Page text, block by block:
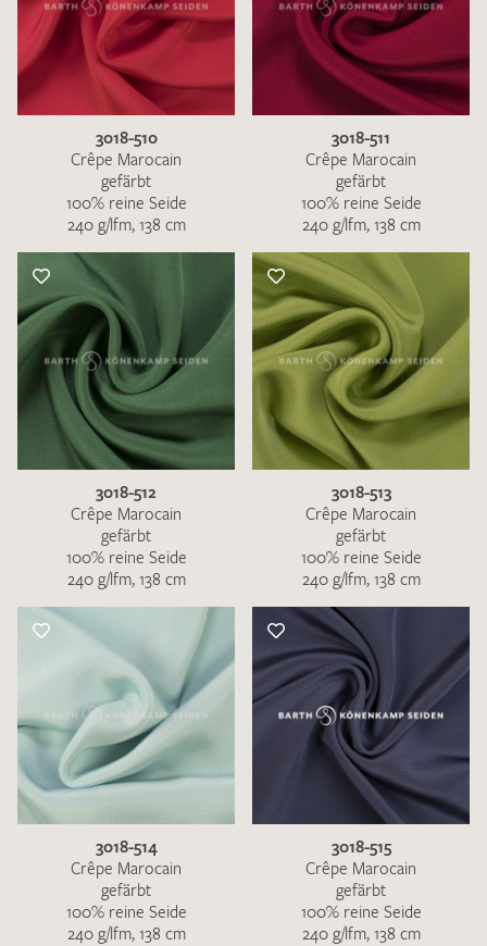
3018-510
Crêpe Marocain
gefärbt
100% reine Seide
240 g/lfm, 138 cm
3018-511
Crêpe Marocain
gefärbt
100% reine Seide
240 g/lfm, 138 cm
3018-512
Crêpe Marocain
gefärbt
100% reine Seide
240 g/lfm, 138 cm
3018-513
Crêpe Marocain
gefärbt
100% reine Seide
240 g/lfm, 138 cm
3018-514
Crêpe Marocain
gefärbt
100% reine Seide
240 g/lfm, 138 cm
3018-515
Crêpe Marocain
gefärbt
100% reine Seide
240 g/lfm, 138 cm